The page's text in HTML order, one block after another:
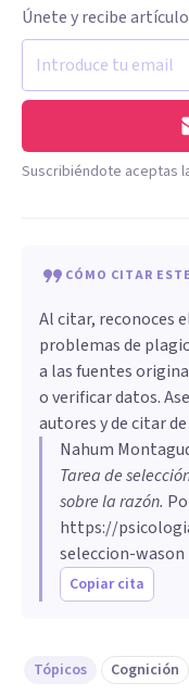
Únete y recibe
Suscribiéndote aceptas
CÓMO CITAR
Al citar, reconoces
problemas de
a las fuentes
o verificar datos.
autores y de citar
Nahum
Tarea de
sobre la razón.
https://
seleccion-wason
Copiar cita
Tópicos Cognición